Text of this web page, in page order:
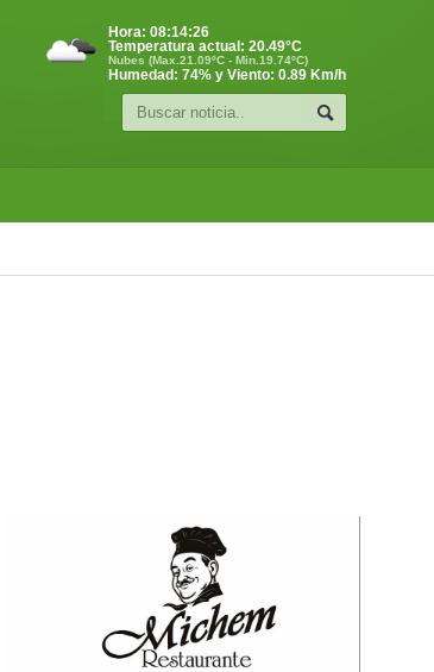
Hora: 08:14:27
Temperatura actual: 20.49°C
Nubes (Max.21.09ºC - Min.19.74ºC)
Humedad: 74% y Viento: 0.89 Km/h